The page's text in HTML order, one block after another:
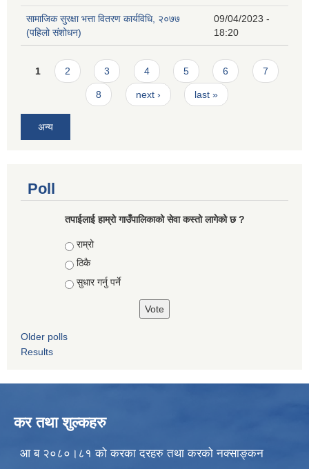
सामाजिक सुरक्षा भत्ता वितरण कार्यविधि, २०७७
(पहिलो संशोधन)
09/04/2023 -
18:20
Pages
1 2 3 4 5 6 7
8 next › last »
अन्य
Poll
तपाईलाई हाम्राे गाउँपालिकाको सेवा कस्तो लागेको छ ?
Choices
राम्रो
ठिकै
सुधार गर्नु पर्ने
Older polls
Results
कर तथा शुल्कहरु
आ ब २०८०।८१ को करका दरहरु तथा करको नक्साङ्कन